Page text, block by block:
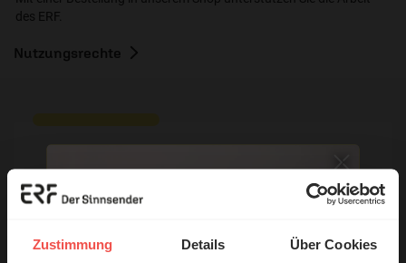
Zustimmung Details Über Cookies
des ERF.
Nutzungsrechte
Ihr Kommentar
Name: